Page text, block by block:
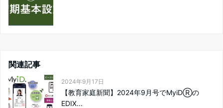
関連記事
2024年9月17日
【教育家庭新聞】2024年9月号でMyiDⓇの
EDIX...